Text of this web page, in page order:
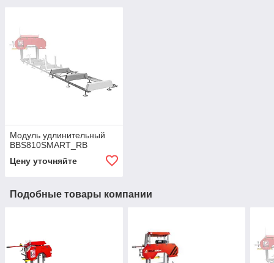
Модуль удлинительный
BBS810SMART_RB
Цену уточняйте
Подобные товары компании